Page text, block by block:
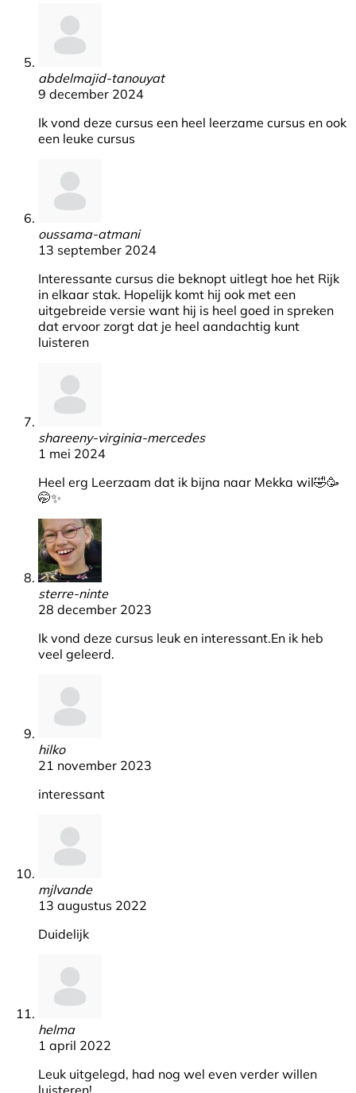
abdelmajid-tanouyat
9 december 2024
Ik vond deze cursus een heel leerzame cursus en ook
een leuke cursus
oussama-atmani
13 september 2024
Interessante cursus die beknopt uitlegt hoe het Rijk
in elkaar stak. Hopelijk komt hij ook met een
uitgebreide versie want hij is heel goed in spreken
dat ervoor zorgt dat je heel aandachtig kunt
luisteren
shareeny-virginia-mercedes
1 mei 2024
Heel erg Leerzaam dat ik bijna naar Mekka wil🤣🥳
🤭✨️
sterre-ninte
28 december 2023
Ik vond deze cursus leuk en interessant.En ik heb
veel geleerd.
hilko
21 november 2023
interessant
mjlvande
13 augustus 2022
Duidelijk
helma
1 april 2022
Leuk uitgelegd, had nog wel even verder willen
luisteren!